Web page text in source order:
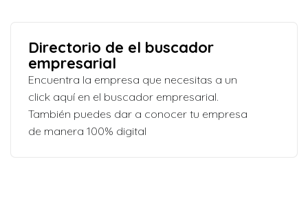
Directorio de el buscador
empresarial
Encuentra la empresa que necesitas a un
click aquí en el buscador empresarial.
También puedes dar a conocer tu empresa
de manera 100% digital